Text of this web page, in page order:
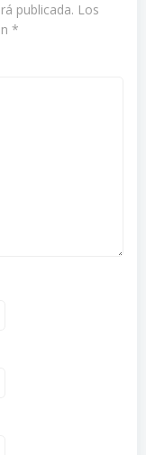
publicada. Los
*